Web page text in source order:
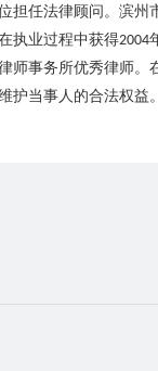
担任法律顾问。滨州
执业过程中获得2004
师事务所优秀律师。
护当事人的合法权益。